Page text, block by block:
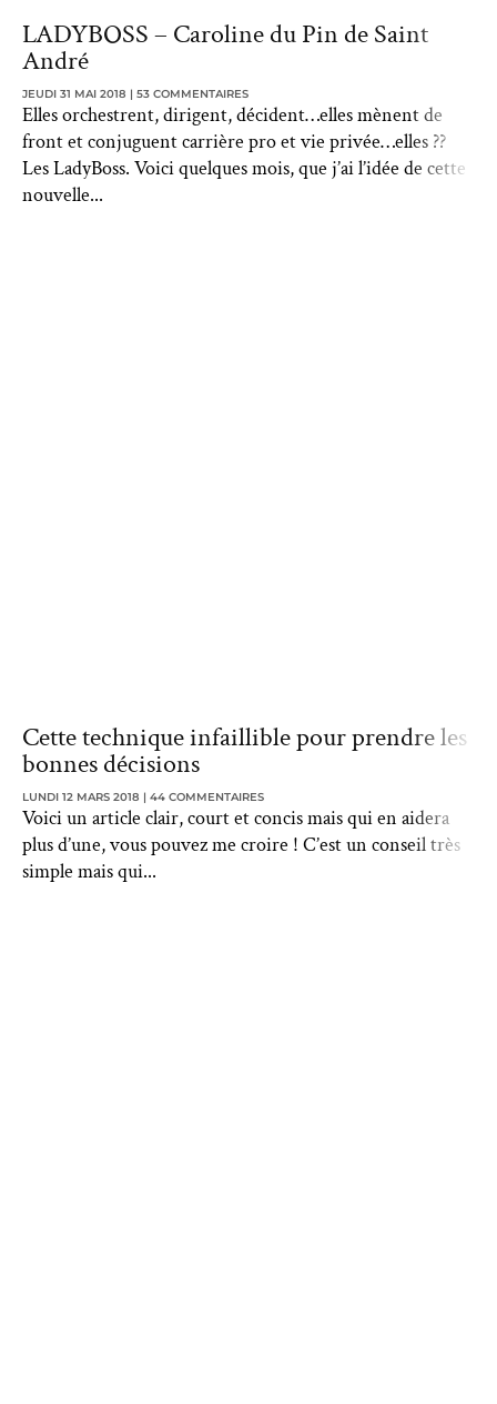
LADYBOSS – Caroline du Pin de Saint
André
JEUDI 31 MAI 2018 53 COMMENTAIRES
Elles orchestrent, dirigent, décident…elles mènent de
front et conjuguent carrière pro et vie privée…elles ??
Les LadyBoss. Voici quelques mois, que j’ai l’idée de cette
nouvelle
Cette technique infaillible pour prendre les
bonnes décisions
LUNDI 12 MARS 2018 44 COMMENTAIRES
Voici un article clair, court et concis mais qui en aidera
plus d’une, vous pouvez me croire ! C’est un conseil très
simple mais qui